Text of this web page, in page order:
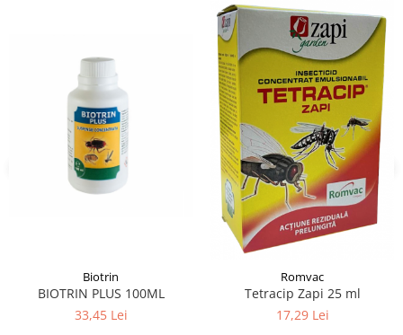
Biotrin
BIOTRIN PLUS 100ML
33,45 Lei
Romvac
Tetracip Zapi 25 ml
17,29 Lei